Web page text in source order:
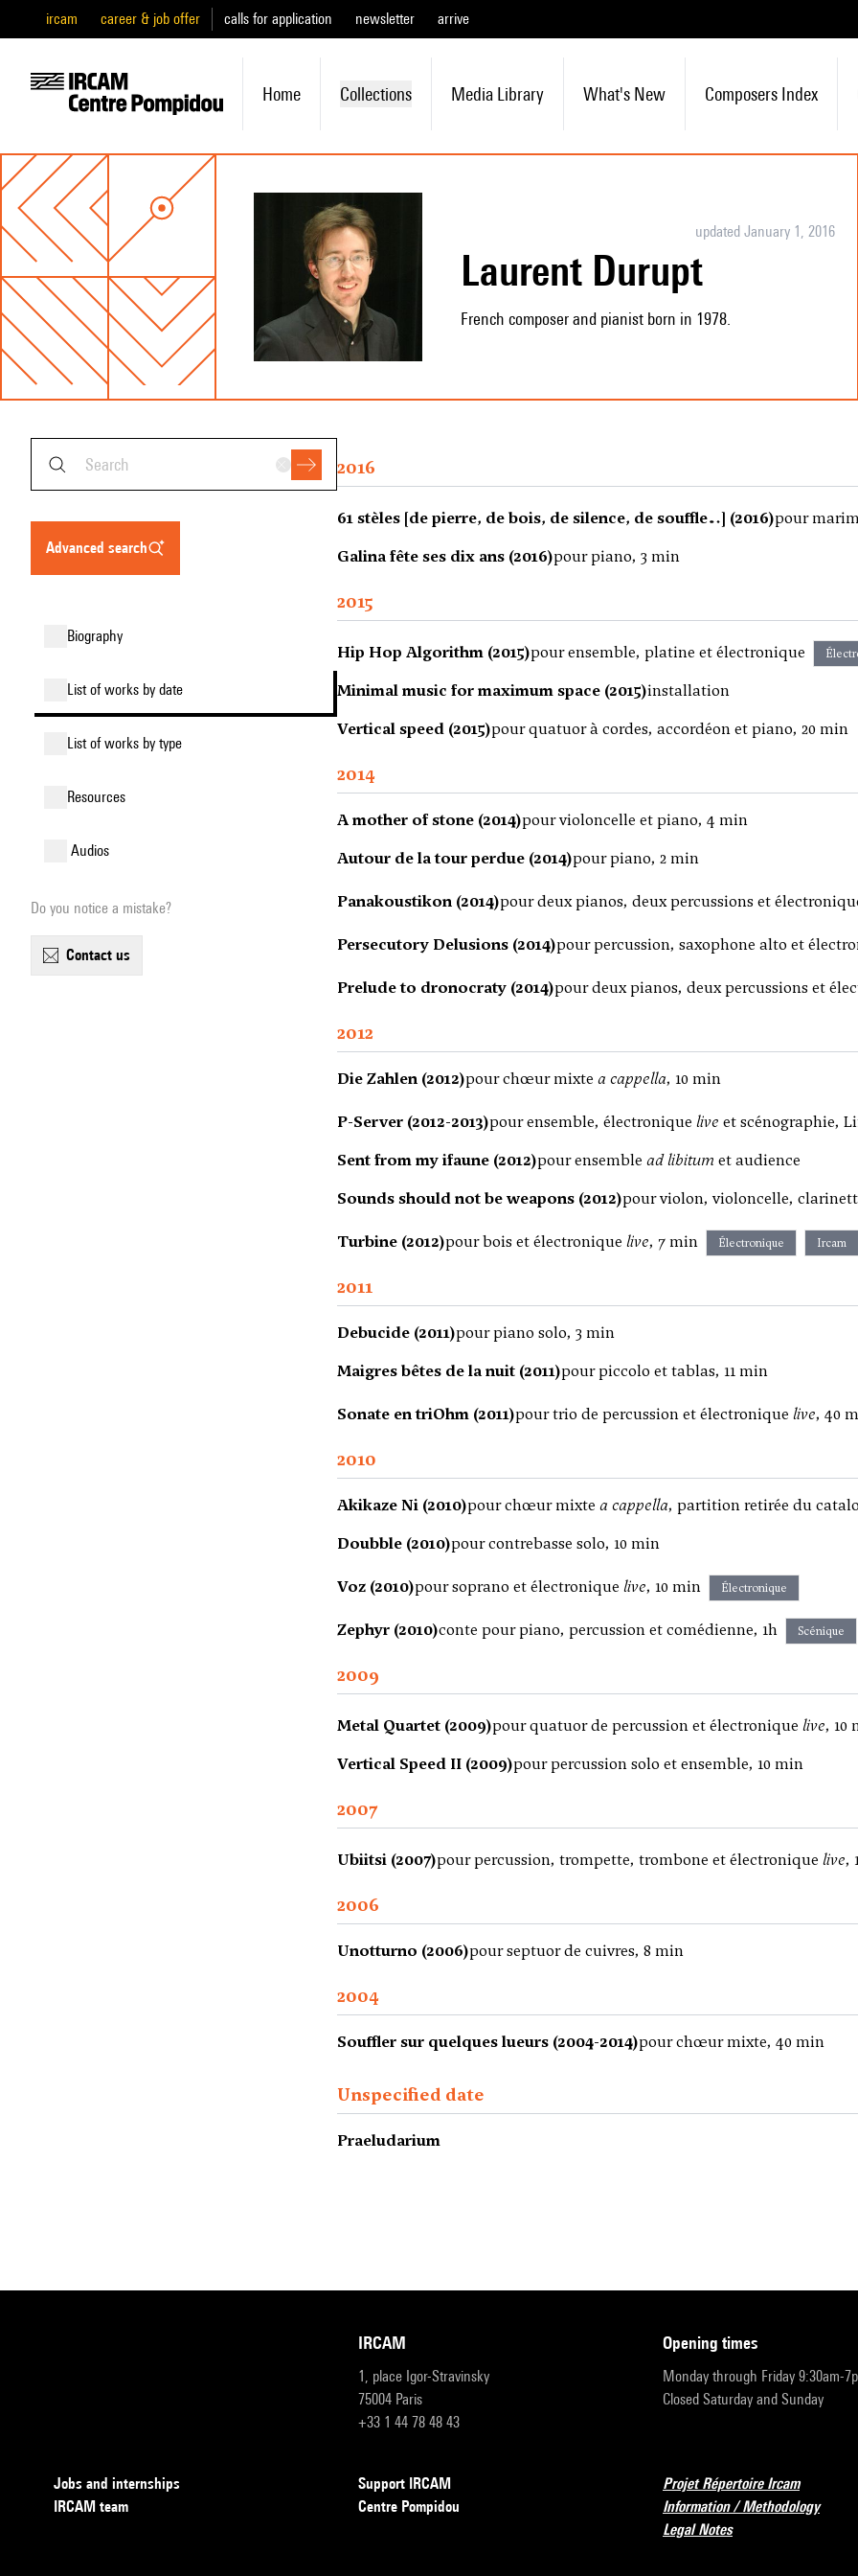
ircam career & job offer calls for application newsletter arrive
Home Collections Media Library What's New Composers Index
updated January 1, 2016
Laurent Durupt
French composer and pianist born in 1978.
advanced search
biography
list of works by date
list of works by type
resources
audios
Do you notice a mistake?
contact us
2016
61 stèles [de pierre, de bois, de silence, de souffle…] (2016)pour
Galina fête ses dix ans (2016)pour piano, 3 min
2015
Hip Hop Algorithm (2015)pour ensemble, platine et électronique
Minimal music for maximum space (2015)installation
Vertical speed (2015)pour quatuor à cordes, accordéon et piano, 20 min
2014
A mother of stone (2014)pour violoncelle et piano, 4 min
Autour de la tour perdue (2014)pour piano, 2 min
Panakoustikon (2014)pour deux pianos, deux percussions et
Persecutory Delusions (2014)pour percussion, saxophone alto et
Prelude to dronocraty (2014)pour deux pianos, deux percussions et
2012
Die Zahlen (2012)pour chœur mixte a cappella, 10 min
P-Server (2012-2013)pour ensemble, électronique live et scénographie,
Sent from my ifaune (2012)pour ensemble ad libitum et audience
Sounds should not be weapons (2012)pour violon, violoncelle,
Turbine (2012)pour bois et électronique live, 7 min Électronique Ircam
2011
Debucide (2011)pour piano solo, 3 min
Maigres bêtes de la nuit (2011)pour piccolo et tablas, 11 min
Sonate en triOhm (2011)pour trio de percussion et électronique live, 40
2010
Akikaze Ni (2010)pour chœur mixte a cappella, partition retirée du
Doubble (2010)pour contrebasse solo, 10 min
Voz (2010)pour soprano et électronique live, 10 min Électronique
Zephyr (2010)conte pour piano, percussion et comédienne, 1h Scénique
2009
Metal Quartet (2009)pour quatuor de percussion et électronique live, 10
Vertical Speed II (2009)pour percussion solo et ensemble, 10 min
2007
Ubiitsi (2007)pour percussion, trompette, trombone et électronique live,
2006
Unotturno (2006)pour septuor de cuivres, 8 min
2004
Souffler sur quelques lueurs (2004-2014)pour chœur mixte, 40 min
Unspecified date
Praeludarium
IRCAM
1, place Igor-Stravinsky
75004 Paris
+33 1 44 78 48 43
opening times
Monday through Friday 9:30am-
Closed Saturday and Sunday
Jobs and internships
IRCAM team
Support IRCAM
Centre Pompidou
Projet Répertoire Ircam
Information / Methodology
Legal Notes